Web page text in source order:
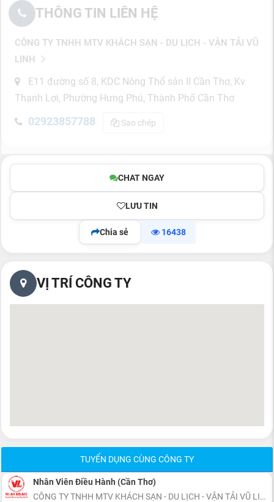
THÔNG TIN LIÊN HỆ
CÔNG TY TNHH MTV KHÁCH SẠN - DU LỊCH - VẬN TẢI VŨ
LINH
E11 đường số 8, KDC Nông Thổ sản II Cần Thơ, Kv
Thạnh Lợi, Phường Hưng Phú, Thành Phố Cần Thơ
02923857788 Sao chép
CHAT NGAY
LƯU TIN
Chia sẻ 16438
VỊ TRÍ CÔNG TY
TUYỂN DỤNG CÙNG CÔNG TY
Nhân Viên Điều Hành (Cần Thơ)
CÔNG TY TNHH MTV KHÁCH SẠN - DU LỊCH - VẬN TẢI VŨ LINH